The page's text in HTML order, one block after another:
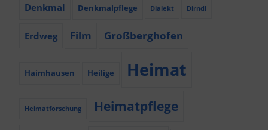
Denkmal Denkmalpflege Dialekt Dirndl
Erdweg Film Großberghofen
Haimhausen Heilige Heimat
Heimatforschung Heimatpflege